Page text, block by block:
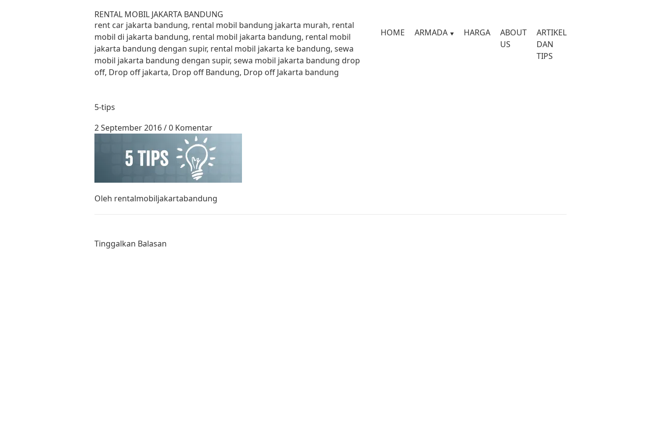
RENTAL MOBIL JAKARTA BANDUNG
rent car jakarta bandung, rental mobil bandung jakarta murah, rental
mobil di jakarta bandung, rental mobil jakarta bandung, rental mobil
jakarta bandung dengan supir, rental mobil jakarta ke bandung, sewa
mobil jakarta bandung dengan supir, sewa mobil jakarta bandung drop
off, Drop off jakarta, Drop off Bandung, Drop off Jakarta bandung
HOME ARMADA HARGA
ABOUT
US
ARTIKEL
DAN
TIPS
5-tips
2 September 2016/0 Komentar
Oleh rentalmobiljakartabandung
Tinggalkan Balasan